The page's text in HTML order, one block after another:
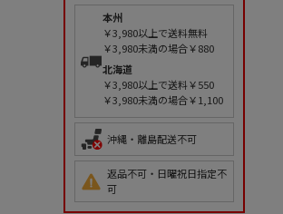
本州
￥3,980以上で送料無料
￥3,980未満の場合￥880
北海道
￥3,980以上で送料￥550
￥3,980未満の場合￥1,100
沖縄・離島配送不可
返品不可・日曜祝日指定不
可